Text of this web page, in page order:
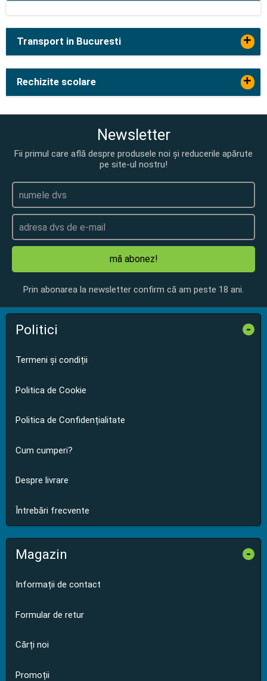
Transport in Bucuresti +
Rechizite scolare +
Newsletter
Fii primul care află despre produsele noi și reducerile apărute
pe site-ul nostru!
mă abonez!
Prin abonarea la newsletter confirm că am peste 18 ani.
Politici -
Termeni și condiții
Politica de Cookie
Politica de Confidențialitate
Cum cumperi?
Despre livrare
Întrebări frecvente
Magazin -
Informații de contact
Formular de retur
Cărți noi
Promoții